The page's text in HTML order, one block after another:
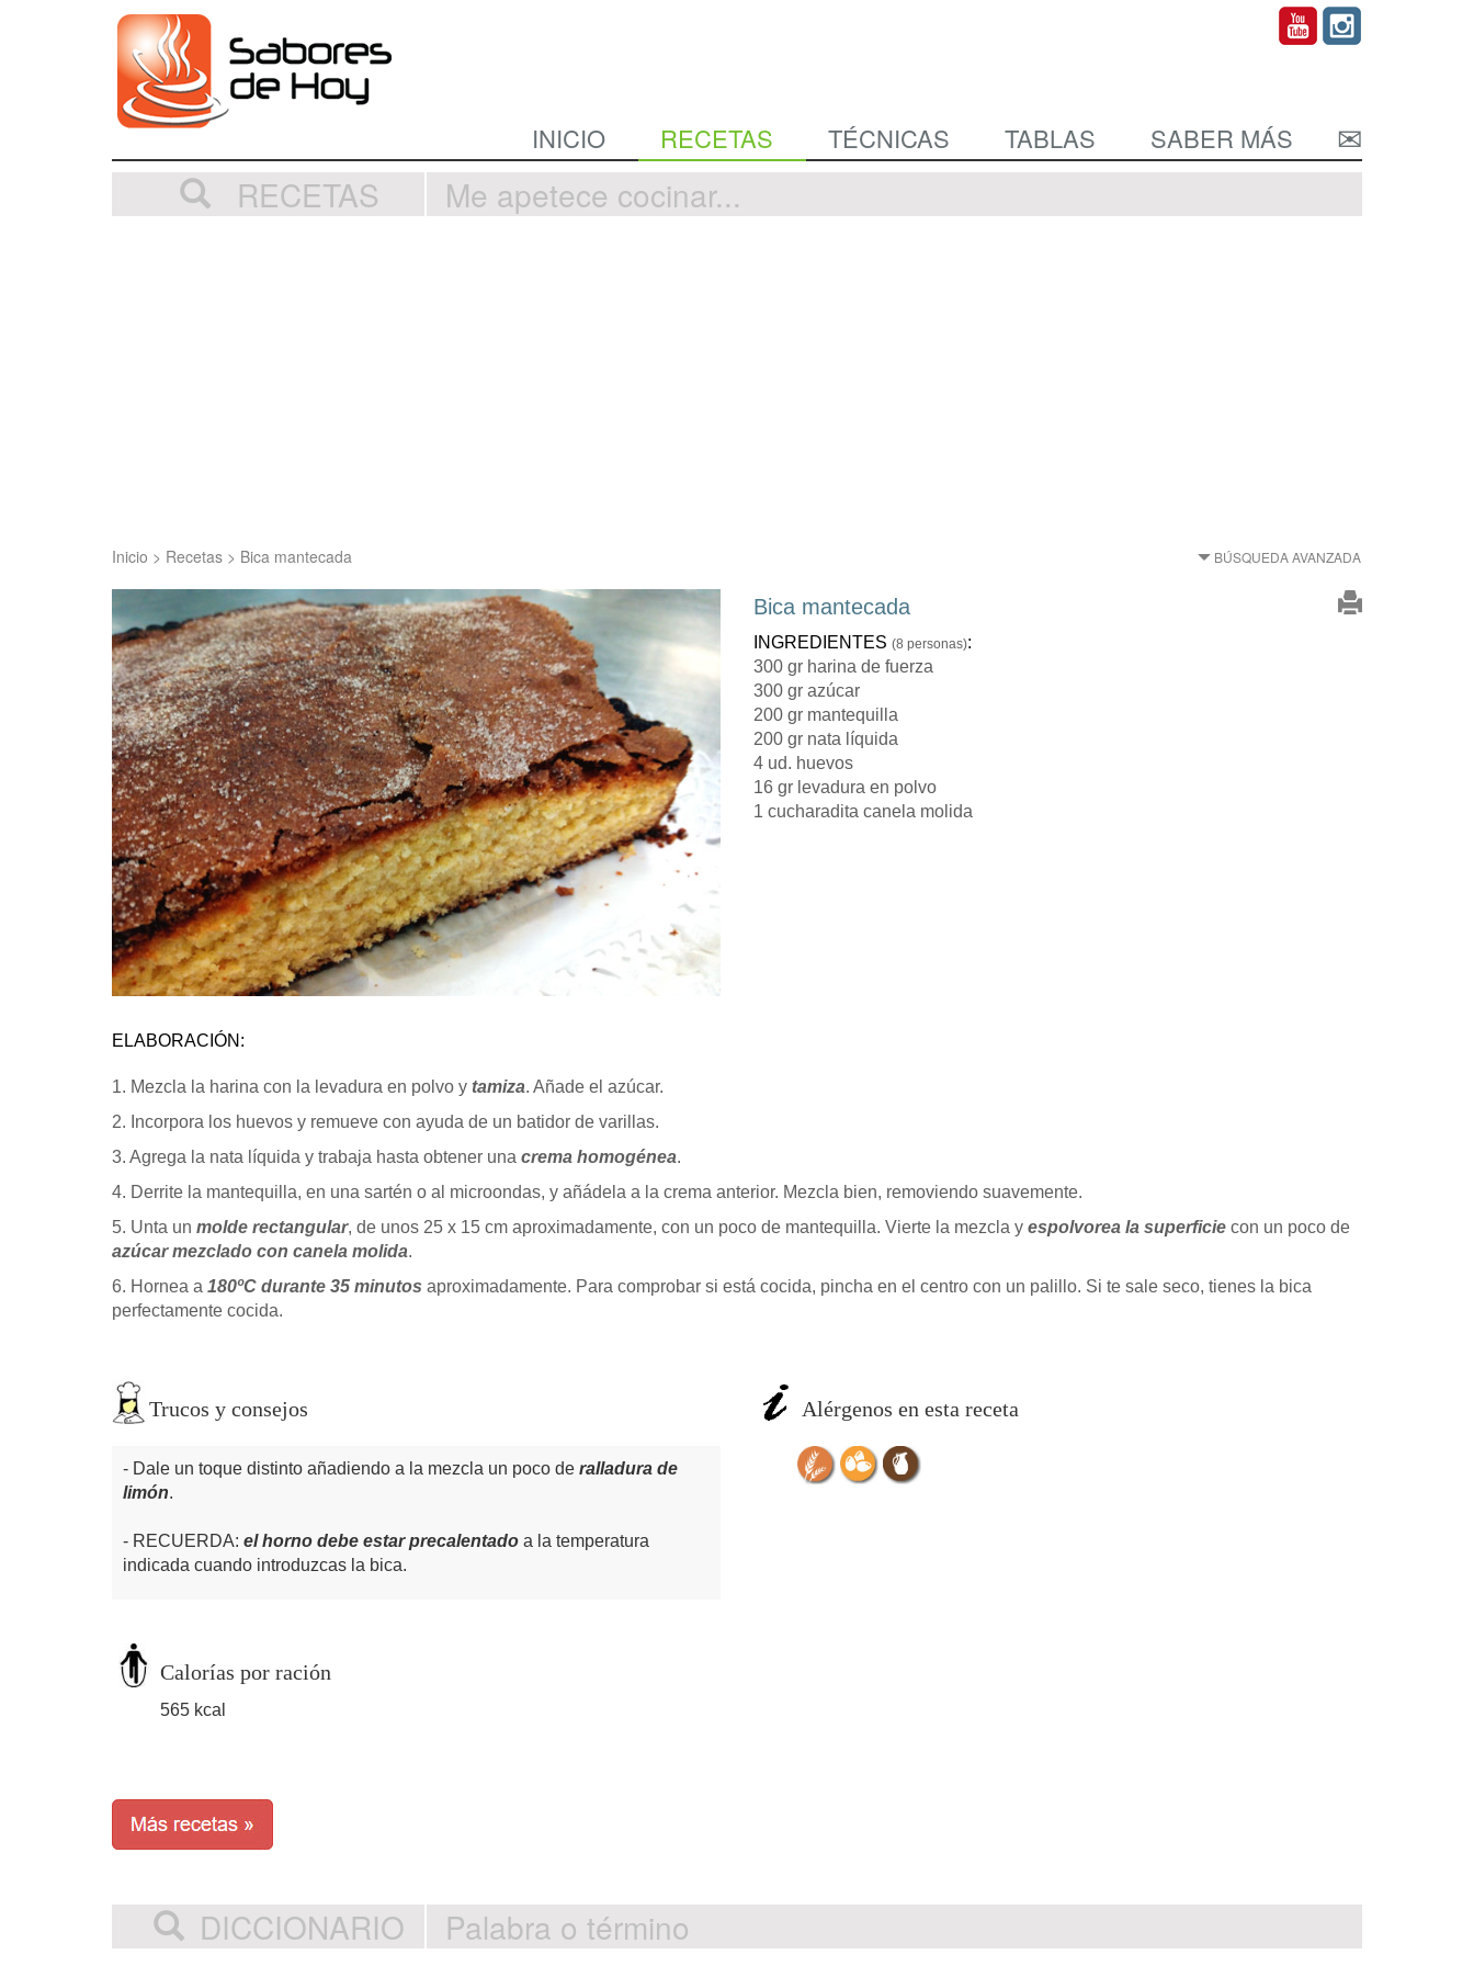
INICIO RECETAS TÉCNICAS TABLAS SABER MÁS
RECETAS
Inicio > Recetas > Bica mantecada BÚSQUEDA AVANZADA
Bica mantecada
INGREDIENTES (8 personas):
300 gr harina de fuerza
300 gr azúcar
200 gr mantequilla
200 gr nata líquida
4 ud. huevos
16 gr levadura en polvo
1 cucharadita canela molida
ELABORACIÓN:
1. Mezcla la harina con la levadura en polvo y tamiza. Añade el azúcar.
2. Incorpora los huevos y remueve con ayuda de un batidor de varillas.
3. Agrega la nata líquida y trabaja hasta obtener una crema homogénea.
4. Derrite la mantequilla, en una sartén o al microondas, y añádela a la crema anterior. Mezcla bien, removiendo suavemente.
5. Unta un molde rectangular, de unos 25 x 15 cm aproximadamente, con un poco de mantequilla. Vierte la mezcla y espolvorea la superficie con un poco de
azúcar mezclado con canela molida.
6. Hornea a 180ºC durante 35 minutos aproximadamente. Para comprobar si está cocida, pincha en el centro con un palillo. Si te sale seco, tienes la bica
perfectamente cocida.
Trucos y consejos
Dale un toque distinto añadiendo a la mezcla un poco de ralladura de
limón.
RECUERDA: el horno debe estar precalentado a la temperatura
indicada cuando introduzcas la bica.
Alérgenos en esta receta
Calorías por ración
565 kcal
DICCIONARIO